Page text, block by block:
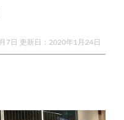
7日 更新日： 2020年1月24日